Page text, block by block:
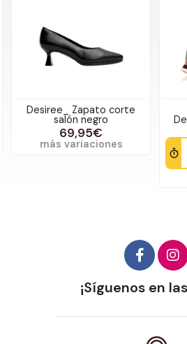
Desiree_ Zapato corte
salón negro
69,95€
más variaciones
¡Síguenos en